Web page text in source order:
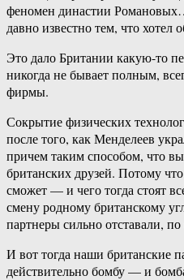
феномен династии
давно известно тем, что хотел
Это дало Британии какую-то
никогда не бывает полным,
фирмы.
Сокрытие физических
после того, как Менделеев
причем таким способом, что
британских друзей. Потому
сможет — и чего тогда стоят
смену родному британскому
партнеры сильно отставали,
И вот тогда наши британские
действительно бомбу — и